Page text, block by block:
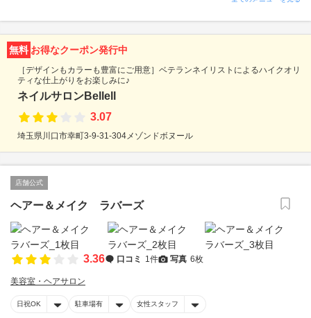
無料 お得なクーポン発行中
［デザインもカラーも豊富にご用意］ベテランネイリストによるハイクオリ
ティな仕上がりをお楽しみに♪
ネイルサロンBellell
3.07
埼玉県川口市幸町3-9-31-304メゾンドボヌール
店舗公式
ヘアー＆メイク ラバーズ
3.36 口コミ 1件 写真 6枚
美容室・ヘアサロン
日祝OK 駐車場有 女性スタッフ